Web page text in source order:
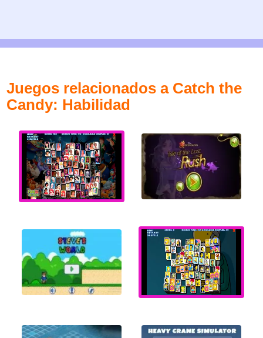
Juegos relacionados a Catch the
Candy: Habilidad